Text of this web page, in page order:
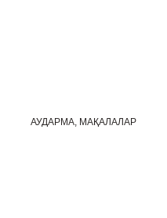
АУДАРМА, МАҚАЛАЛАР